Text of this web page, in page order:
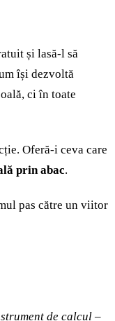
și lasă-l să
își dezvoltă
ci în toate
Oferă-i ceva care
prin abac.
pas către un viitor
de calcul –